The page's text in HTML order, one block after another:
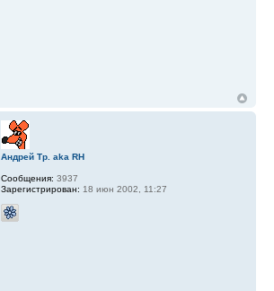
Андрей Тр. aka RH
Сообщения: 3937
Зарегистрирован: 18 июн 2002, 11:27